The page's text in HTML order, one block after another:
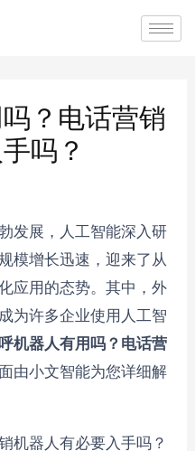
？电话营销
吗？
发展，人工智能深入研
模增长迅速，迎来了从
应用的态势。其中，外
为许多企业使用人工智
机器人有用吗？电话营
由小文智能为您详细解
机器人有必要入手吗？